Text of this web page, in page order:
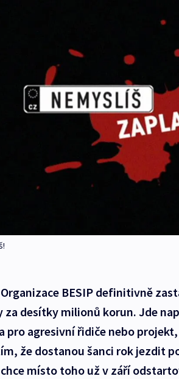
Organizace BESIP definitivně
za desítky milionů korun. Jde
pro agresivní řidiče nebo
že dostanou šanci rok jezdit
místo toho už v září